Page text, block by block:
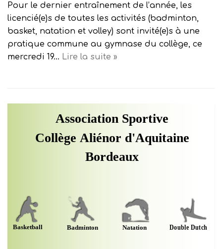
Pour le dernier entraînement de l’année, les
licencié(e)s de toutes les activités (badminton,
basket, natation et volley) sont invité(e)s à une
pratique commune au gymnase du collège, ce
mercredi 19… Lire la suite »